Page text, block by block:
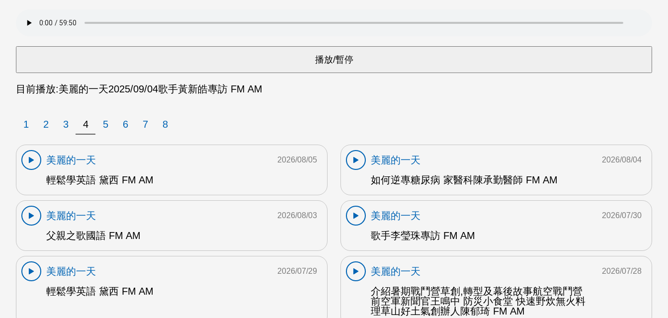
目前播放:美麗的一天2025/09/04歌手黃新皓專訪 FM AM
1 2 3 4 5 6 7 8
美麗的一天
輕鬆學英語 黛西 FM AM
2026/08/05
美麗的一天
如何逆專糖尿病 家醫科陳承勤醫師 FM AM
2026/08/04
美麗的一天
父親之歌國語 FM AM
2026/08/03
美麗的一天
歌手李瑩珠專訪 FM AM
2026/07/30
美麗的一天
輕鬆學英語 黛西 FM AM
2026/07/29
美麗的一天
介紹暑期戰鬥營草創,轉型及幕後故事航空戰鬥營
前空軍新聞官王鳴中 防災小食堂 快速野炊無火料
理草山好土氣創辦人陳郁琦 FM AM
2026/07/28